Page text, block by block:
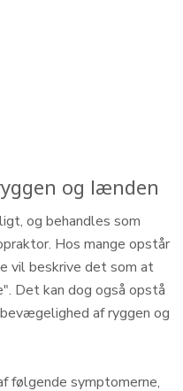
og lænden
og behandles som
Hos mange opstår
vil beskrive det som at
Det kan dog også opstå
af ryggen og
følgende symptomerne,